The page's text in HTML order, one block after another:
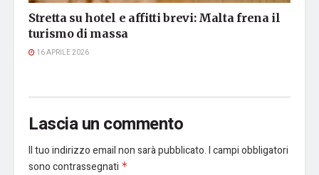
Stretta su hotel e affitti brevi: Malta frena il
turismo di massa
16 APRILE 2026
Lascia un commento
Il tuo indirizzo email non sarà pubblicato.I campi obbligatori
sono contrassegnati *